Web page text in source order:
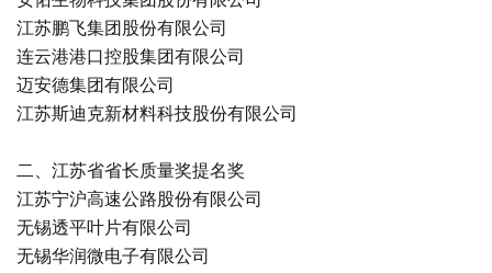
江苏鹏飞集团股份有限公司
连云港港口控股集团有限公司
迈安德集团有限公司
江苏斯迪克新材料科技股份有限公司
二、江苏省省长质量奖提名奖
江苏宁沪高速公路股份有限公司
无锡透平叶片有限公司
无锡华润微电子有限公司